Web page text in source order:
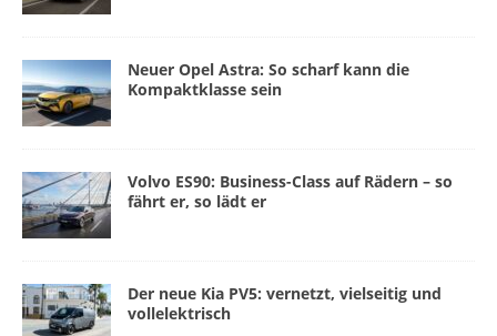
Neuer Opel Astra: So scharf kann die
Kompaktklasse sein
Volvo ES90: Business-Class auf Rädern – so
fährt er, so lädt er
Der neue Kia PV5: vernetzt, vielseitig und
vollelektrisch